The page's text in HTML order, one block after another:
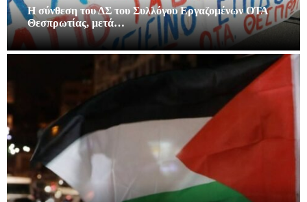
Η σύνθεση του ΔΣ του Συλλόγου Εργαζομένων ΟΤΑ
Θεσπρωτίας, μετά…